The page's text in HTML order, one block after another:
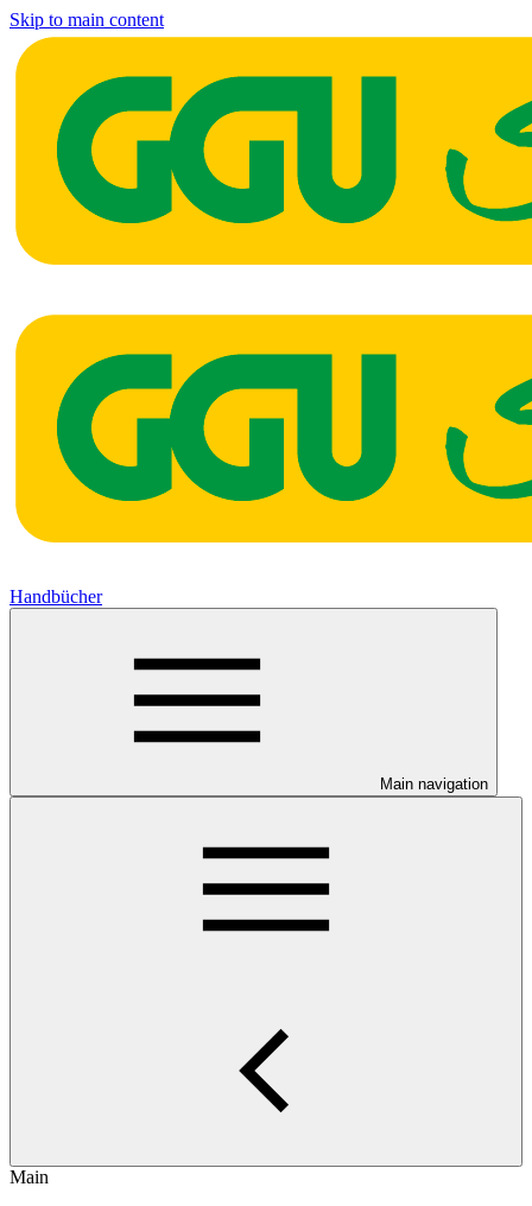
Skip to main content
Handbücher
Main navigation
Main